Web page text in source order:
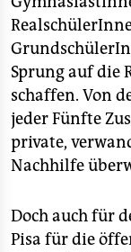
Sprung auf die
schaffen. Von
jeder Fünfte
private,
Nachhilfe
Doch auch für
Pisa für die